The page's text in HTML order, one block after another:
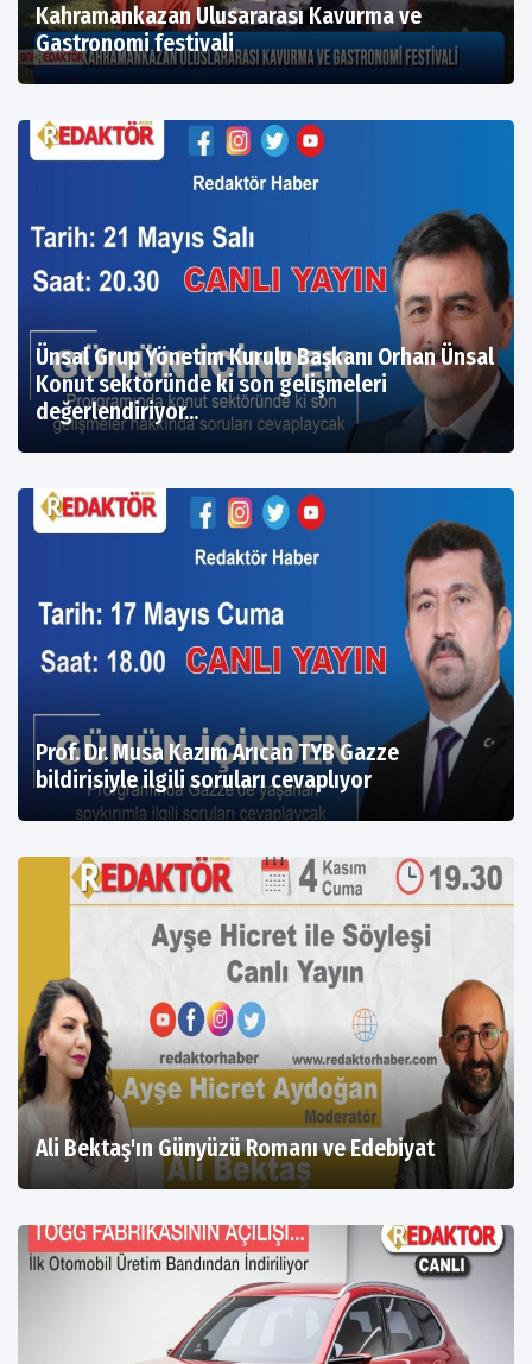
Kahramankazan Ulusararası Kavurma ve
Gastronomi festivali
Ünsal Grup Yönetim Kurulu Başkanı Orhan Ünsal
Konut sektöründe ki son gelişmeleri
değerlendiriyor...
Prof. Dr. Musa Kazım Arıcan TYB Gazze
bildirisiyle ilgili soruları cevaplıyor
Ali Bektaş'ın Günyüzü Romanı ve Edebiyat